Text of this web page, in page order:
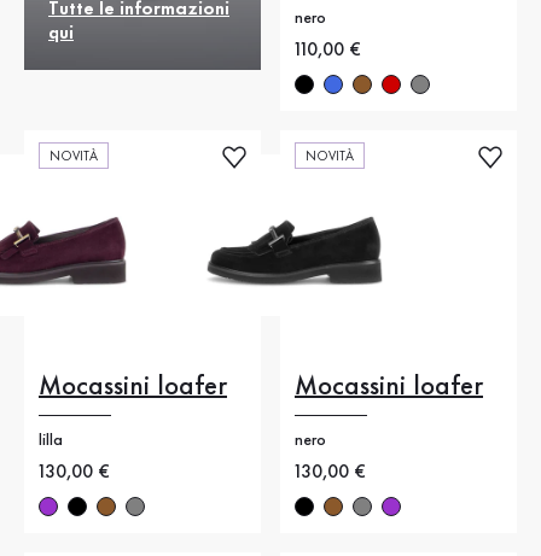
Tutte le informazioni
qui
nero
Nuovo prezzo
110,00 €
NOVITÀ
Mocassini loafer
lilla
Nuovo prezzo
130,00 €
NOVITÀ
Mocassini loafer
nero
Nuovo prezzo
130,00 €